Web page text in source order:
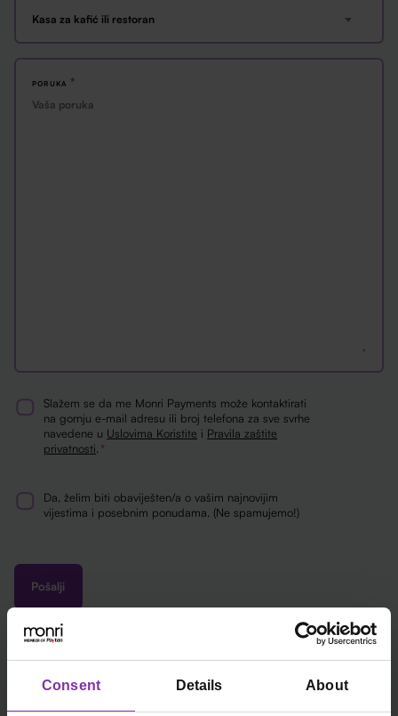
Consent Details About
Kasa za kafić ili restoran
PORUKA *
ConsentSlažem se da me Monri Payments može kontaktirati
na gornju e-mail adresu ili broj telefona za sve svrhe
navedene u Uslovima Koristite i Pravila zaštite
privatnosti *
Newsletter
Da, želim biti obaviješten/a o vašim najnovijim
vijestima i posebnim ponudama. (Ne spamujemo!)